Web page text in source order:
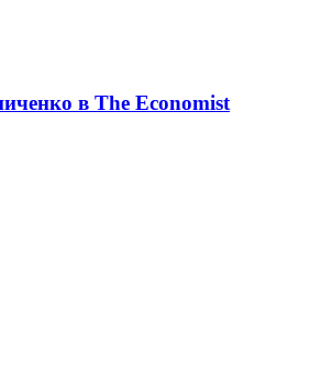
в The Economist